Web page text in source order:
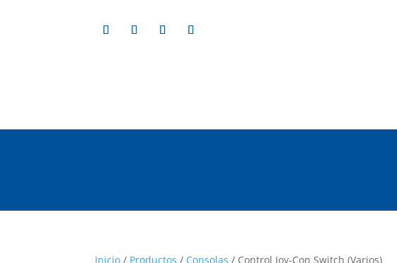
Inicio / Productos / Consolas / Control Joy-Con Switch (Varios)